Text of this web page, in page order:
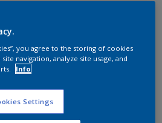
you agree to the storing of cookies
navigation, analyze site usage, and
Info
Settings